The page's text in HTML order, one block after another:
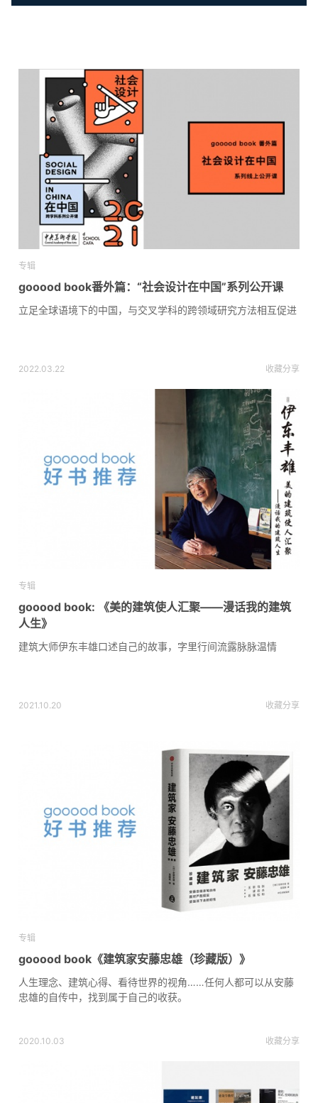
专辑
gooood book番外篇：“社会设计在中国”系列公开课
立足全球语境下的中国，与交叉学科的跨领域研究方法相互促进
2022.03.22 收藏分享
专辑
gooood book: 《美的建筑使人汇聚——漫话我的建筑
人生》
建筑大师伊东丰雄口述自己的故事，字里行间流露脉脉温情
2021.10.20 收藏分享
专辑
gooood book《建筑家安藤忠雄（珍藏版）》
人生理念、建筑心得、看待世界的视角……任何人都可以从安藤
忠雄的自传中，找到属于自己的收获。
2020.10.03 收藏分享